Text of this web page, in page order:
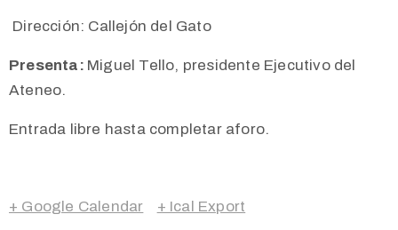
Dirección: Callejón del Gato
Presenta: Miguel Tello, presidente Ejecutivo del
Ateneo.
Entrada libre hasta completar aforo.
+ Google Calendar + Ical Export